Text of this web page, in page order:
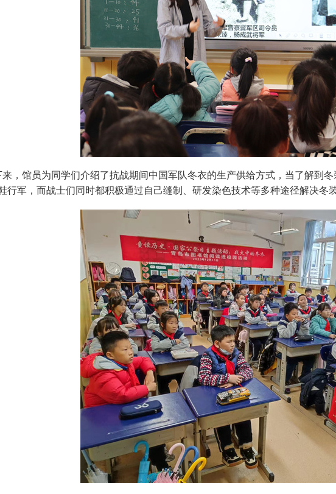
，馆员为同学们介绍了抗战期间中国军队冬衣的生产供给方式，当了解到
行军，而战士们同时都积极通过自己缝制、研发染色技术等多种途径解决冬